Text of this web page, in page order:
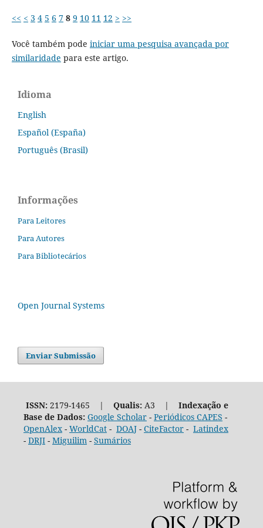
<< < 3 4 5 6 7 8 9 10 11 12 > >>
Você também pode iniciar uma pesquisa avançada por
similaridade para este artigo.
Idioma
English
Español (España)
Português (Brasil)
Informações
Para Leitores
Para Autores
Para Bibliotecários
Open Journal Systems
Enviar Submissão
ISSN:2179-1465 | Qualis:A3 | Indexação e
Base de Dados: Google Scholar- Periódicos CAPES -
OpenAlex- WorldCat- DOAJ- CiteFactor- Latindex
- DRJI- Miguilim- Sumários